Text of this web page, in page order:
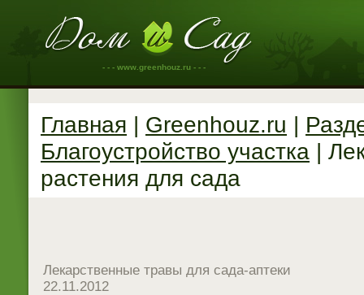
- - - www.greenhouz.ru - - -
Главная | Greenhouz.ru |
Благоустройство участка |
растения для сада
Лекарственные травы для сада-аптеки
22.11.2012